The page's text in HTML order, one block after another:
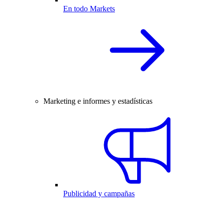
En todo Markets
Marketing e informes y estadísticas
Publicidad y campañas